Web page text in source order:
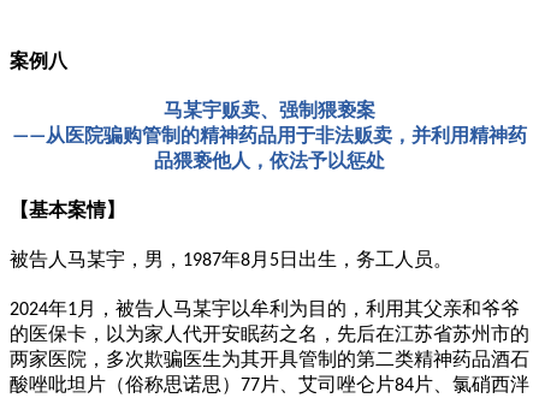
案例八
马某宇贩卖、强制猥亵案
——从医院骗购管制的精神药品用于非法贩卖，并利用精神药
品猥亵他人，依法予以惩处
【基本案情】
被告人马某宇，男， 1987年8月 5日出生，务工人员。
2024年1月，被告人马某宇以牟利为目的，利用其父亲和爷爷
的医保卡，以为家人代开安眠药之名，先后在江苏省苏州市的
两家医院，多次欺骗医生为其开具管制的第二类精神药品酒石
酸唑吡坦片（俗称思诺思） 77片、艾司唑仑片84片、氯硝西泮